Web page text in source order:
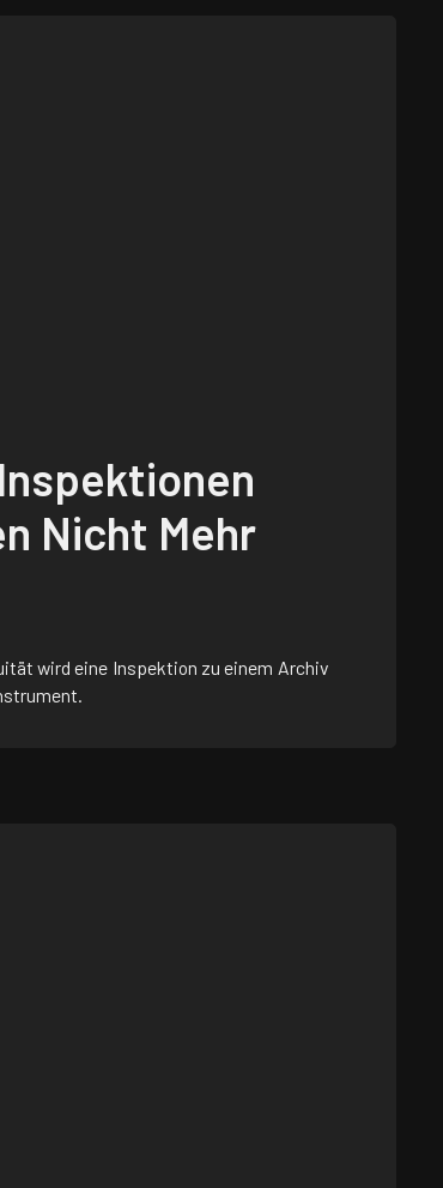
Nicht Mehr
wird eine Inspektion zu einem Archiv